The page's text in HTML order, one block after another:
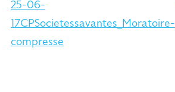
25-06-
17CPSocietessavantes_Moratoire-
compresse